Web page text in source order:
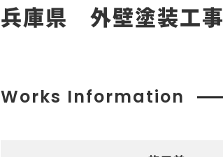
兵庫県 外壁塗装工事
Works Information